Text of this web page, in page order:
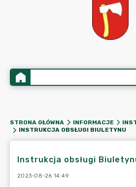
STRONA GŁÓWNA INFORMACJE
INSTRUKCJA OBSŁUGI BIULETYNU
Instrukcja obsługi
2023-08-26 14:49